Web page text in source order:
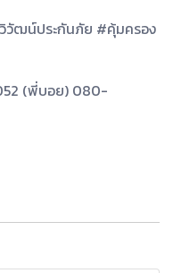
วัฒน์ประกันภัย #คุ้มครอง
(พี่บอย) 080-